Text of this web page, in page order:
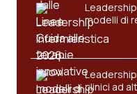
modelli di
clinici ad